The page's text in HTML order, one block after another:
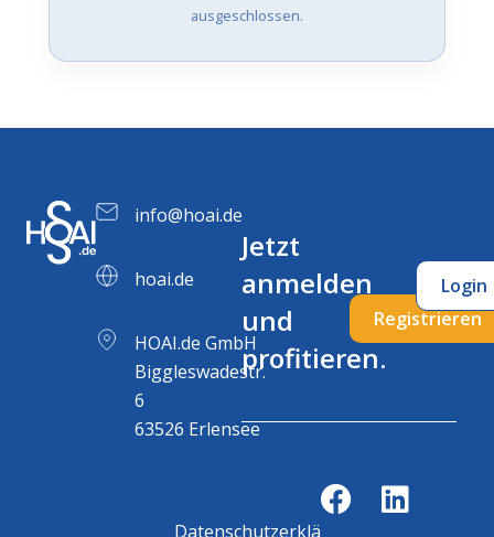
ausgeschlossen.
info@hoai.de
hoai.de
HOAI.de GmbH
Biggleswadestr.
6
63526 Erlensee
Jetzt
anmelden
und
profitieren.
Registrieren
Login
Datenschutzerklärung